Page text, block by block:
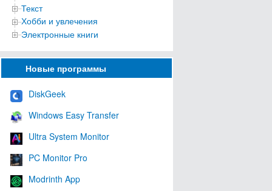
Текст
Хобби и увлечения
Электронные книги
Новые программы
DiskGeek
Windows Easy Transfer
Ultra System Monitor
PC Monitor Pro
Modrinth App